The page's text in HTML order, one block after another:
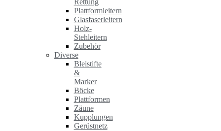
Rettung
Plattformleitern
Glasfaserleitern
Holz-
Stehleitern
Zubehör
Diverse
Bleistifte
&
Marker
Böcke
Plattformen
Zäune
Kupplungen
Gerüstnetz